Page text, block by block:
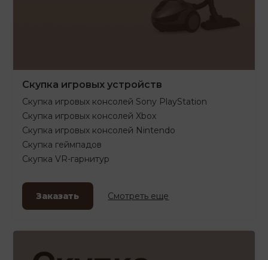
Скупка игровых устройств
Скупка игровых консолей Sony PlayStation
Скупка игровых консолей Xbox
Скупка игровых консолей Nintendo
Скупка геймпадов
Скупка VR-гарнитур
Заказать Смотреть еще